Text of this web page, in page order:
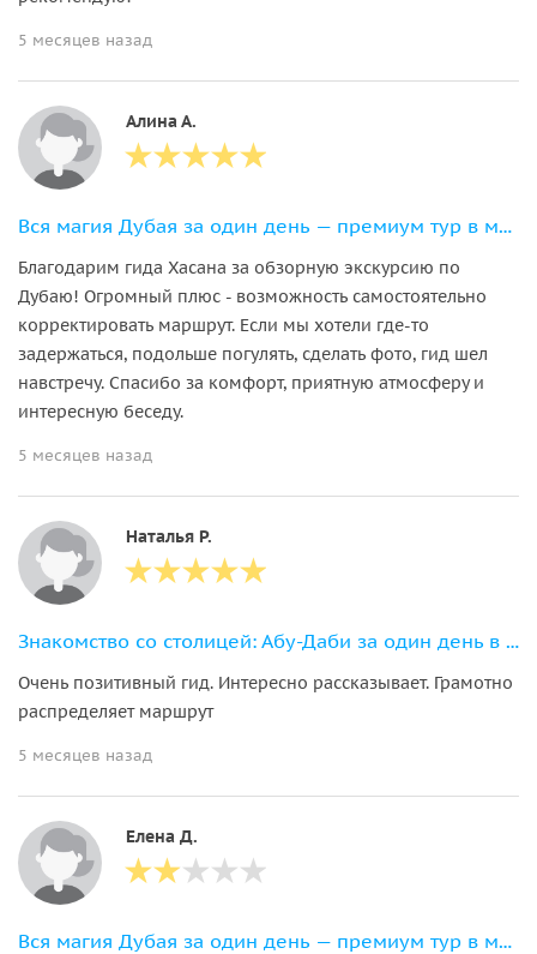
5 месяцев назад
Алина А.
Вся магия Дубая за один день — премиум тур в мини-группе
Благодарим гида Хасана за обзорную экскурсию по
Дубаю! Огромный плюс - возможность самостоятельно
корректировать маршрут. Если мы хотели где-то
задержаться, подольше погулять, сделать фото, гид шел
навстречу. Спасибо за комфорт, приятную атмосферу и
интересную беседу.
5 месяцев назад
Наталья Р.
Знакомство со столицей: Абу-Даби за один день в мини-группе из Дубая
Очень позитивный гид. Интересно рассказывает. Грамотно
распределяет маршрут
5 месяцев назад
Елена Д.
Вся магия Дубая за один день — премиум тур в мини-группе